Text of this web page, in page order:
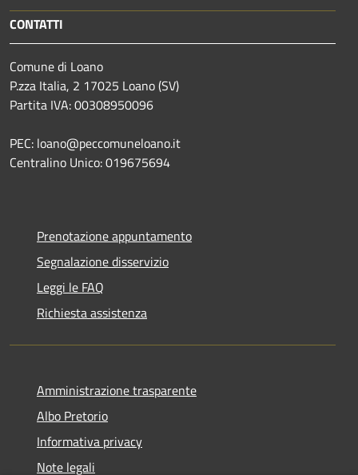
CONTATTI
Comune di Loano
P.zza Italia, 2 17025 Loano (SV)
Partita IVA: 00308950096
PEC: loano@peccomuneloano.it
Centralino Unico: 019675694
Prenotazione appuntamento
Segnalazione disservizio
Leggi le FAQ
Richiesta assistenza
Amministrazione trasparente
Albo Pretorio
Informativa privacy
Note legali